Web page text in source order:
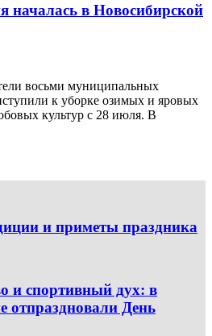
началась в Новосибирской
восьми муниципальных
к уборке озимых и яровых
культур с 28 июля. В
и приметы праздника
и спортивный дух: в
отпраздновали День